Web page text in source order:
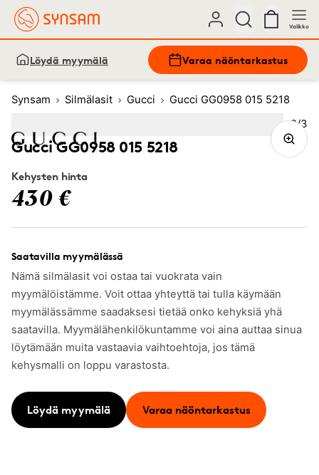
Valikko
Löydä myymälä Varaa näöntarkastus
Synsam Silmälasit Gucci Gucci GG0958 015 5218
Gucci GG0958 015 5218
Kehysten hinta
430 €
Saatavilla myymälässä
Nämä silmälasit voi ostaa tai vuokrata vain
myymälöistämme. Voit ottaa yhteyttä tai tulla käymään
myymälässämme saadaksesi tietää onko kehyksiä yhä
saatavilla. Myymälähenkilökuntamme voi aina auttaa sinua
löytämään muita vastaavia vaihtoehtoja, jos tämä
kehysmalli on loppu varastosta.
Löydä myymälä Varaa näöntarkastus
Kuva
2/3
Image 1 3